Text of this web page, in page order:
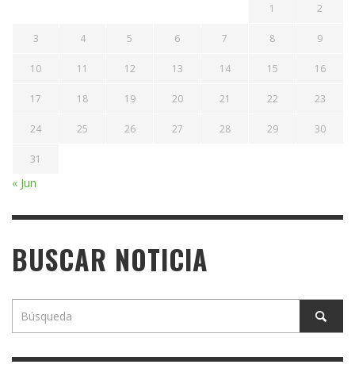
1 2
3 4 5 6 7 8 9
10 11 12 13 14 15 16
17 18 19 20 21 22 23
24 25 26 27 28 29 30
31
« Jun
BUSCAR NOTICIA